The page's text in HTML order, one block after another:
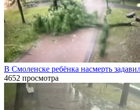
В Смоленске ребёнка насмерть
4652 просмотра